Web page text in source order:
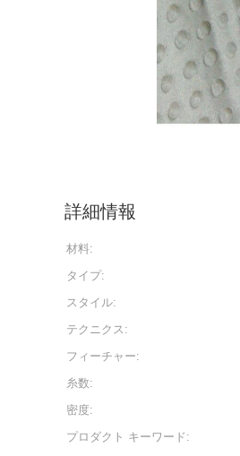
詳細情報
材料:
タイプ:
スタイル:
テクニクス:
フィーチャー:
糸数:
密度:
プロダクト キーワード: